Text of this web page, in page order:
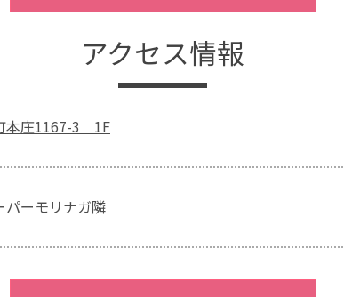
アクセス情報
本庄1167-3 1F
ーモリナガ隣